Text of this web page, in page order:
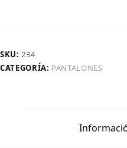
SKU:234
CATEGORÍA: PANTALONES